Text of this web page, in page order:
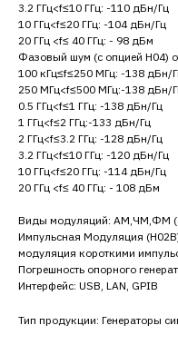
3.2 ГГц<f≤10 ГГц: -110 дБн/Гц
10 ГГц<f≤20 ГГц: -104 дБн/Гц
20 ГГц <f≤ 40 ГГц: - 98 дБм
Фазовый шум (с опцией H04)
100 кГц≤f≤250 МГц: -138 дБн/
250 МГц<f≤500 МГц:-138 дБн/
0.5 ГГц<f≤1 ГГц: -138 дБн/Гц
1 ГГц<f≤2 ГГц:-133 дБн/Гц
2 ГГц<f≤3.2 ГГц: -128 дБн/Гц
3.2 ГГц<f≤10 ГГц: -120 дБн/Гц
10 ГГц<f≤20 ГГц: -114 дБн/Гц
20 ГГц <f≤ 40 ГГц: - 108 дБм
Виды модуляций: АМ,ЧМ,ФМ
Импульсная Модуляция
модуляция короткими
Погрешность опорного
Интерфейс: USB, LAN, GPIB
Тип продукции: Генераторы